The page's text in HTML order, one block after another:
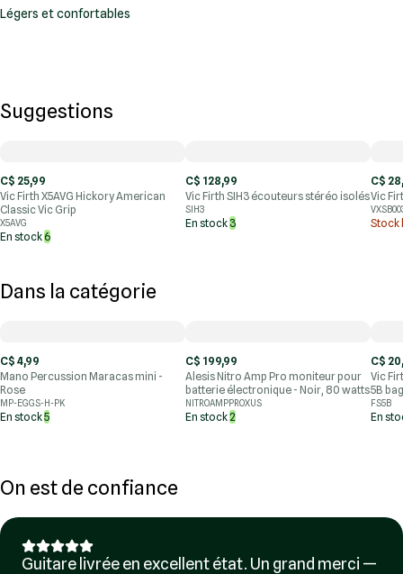
Légers et confortables
Suggestions
C$ 25,99
Vic Firth X5AVG Hickory American
Classic Vic Grip
X5AVG
En stock6
C$ 128,99
Vic Firth SIH3 écouteurs stéréo isolés
SIH3
En stock 3
C$
Vic
Stock
Dans la catégorie
C$ 4,99
Mano Percussion Maracas mini -
Rose
MP-EGGS-H-PK
En stock5
C$ 199,99
Alesis Nitro Amp Pro moniteur pour
batterie électronique - Noir, 80 watts
NITROAMPPROXUS
En stock2
C$
Vic
5B
FS5B
En
On est de confiance
Guitare livrée en excellent état. Un grand merci —